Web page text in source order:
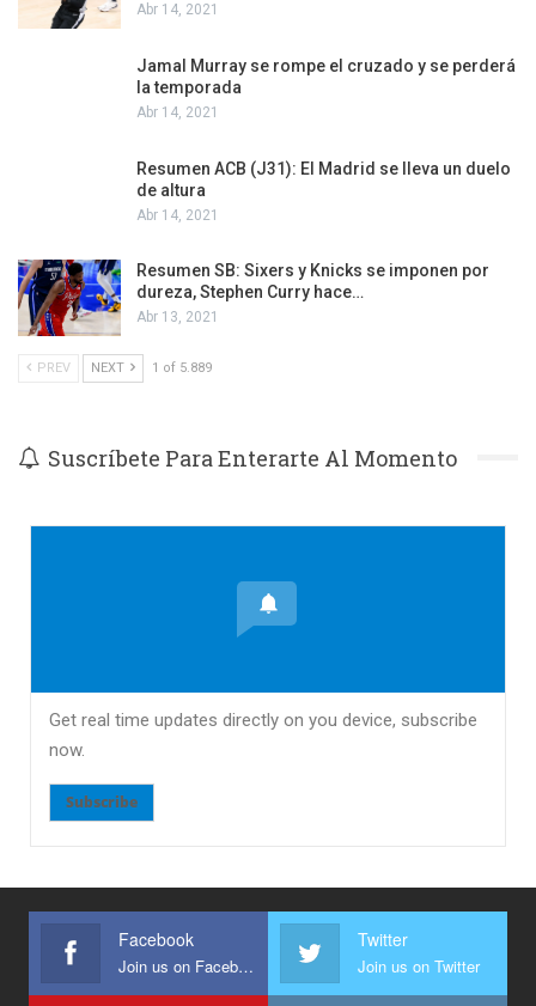
Abr 14, 2021
Jamal Murray se rompe el cruzado y se perderá
la temporada
Abr 14, 2021
Resumen ACB (J31): El Madrid se lleva un duelo
de altura
Abr 14, 2021
Resumen SB: Sixers y Knicks se imponen por
dureza, Stephen Curry hace…
Abr 13, 2021
PREV NEXT 1 of 5.889
Suscríbete Para Enterarte Al Momento
Get real time updates directly on you device, subscribe
now.
Subscribe
Facebook
Join us on Facebook
Twitter
Join us on Twitter